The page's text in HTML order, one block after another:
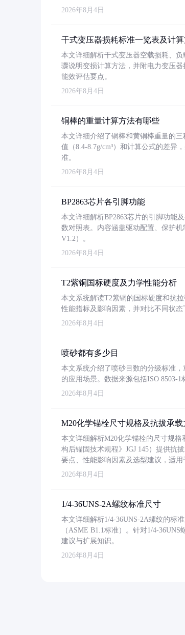
2026年8月4日
干式变压器损耗标准一览表及计
本文详细解析干式变压器空载损耗、
骤说明变损计算方法，并附电力变压
能效评估要点。
2026年8月4日
铜棒的重量计算方法有哪些
本文详细介绍了铜棒和黄铜棒重量的
值（8.4-8.7g/cm³）和计算公式的差异
准。
2026年8月4日
BP2863芯片各引脚功能
本文详细解析BP2863芯片的引脚功能
数对照表。内容涵盖驱动配置、保护
V1.2）。
2026年8月4日
T2紫铜国标硬度及力学性能分析
本文系统解读T2紫铜的国标硬度和抗
性能指标及影响因素，并对比不同状
2026年8月4日
喷砂都有多少目
本文系统介绍了喷砂目数的分级标准
的应用场景。数据来源包括ISO 8503-
2026年8月4日
M20化学锚栓尺寸规格及抗拔承载
本文详细解析M20化学锚栓的尺寸规
构后锚固技术规程》JGJ 145）提供抗
要点、性能影响因素及选型建议，适用
2026年8月4日
1/4-36UNS-2A螺纹标准尺寸
本文详细解析1/4-36UNS-2A螺纹的标
（ASME B1.1标准）。针对1/4-
建议与扩展知识。
2026年8月4日